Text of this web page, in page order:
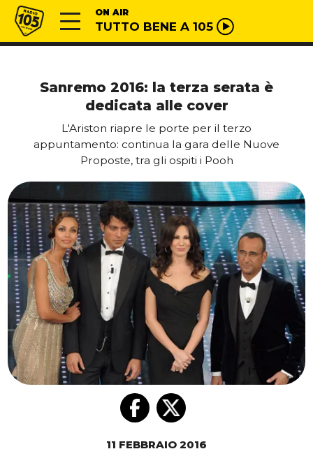
Vai al contenuto
Radio 105 ON AIR
TUTTO BENE A 105
Sanremo 2016: la terza serata è
dedicata alle cover
L'Ariston riapre le porte per il terzo
appuntamento: continua la gara delle Nuove
Proposte, tra gli ospiti i Pooh
11 FEBBRAIO 2016